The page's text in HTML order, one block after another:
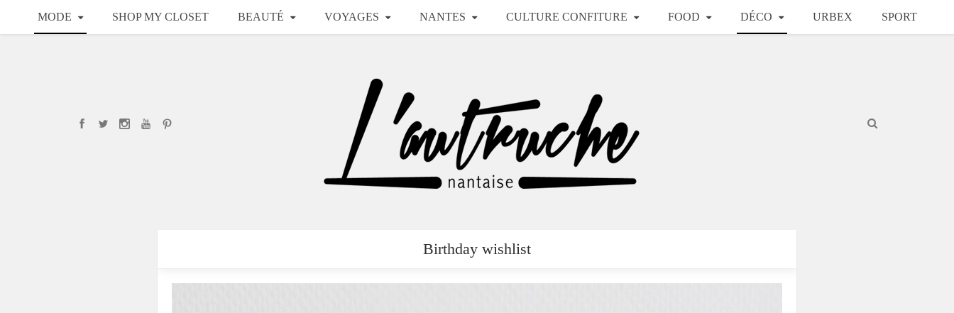
MODE SHOP MY CLOSET BEAUTÉ VOYAGES NANTES CULTURE CONFITURE FOOD DÉCO URBEX SPORT
Birthday wishlist